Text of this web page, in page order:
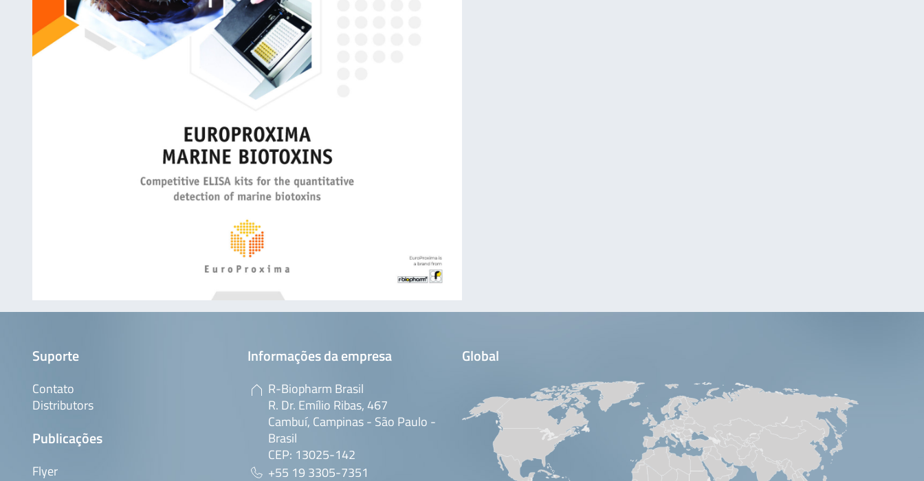
Suporte
Contato
Distributors
Publicações
Flyer
Informações da empresa
R-Biopharm Brasil
R. Dr. Emílio Ribas, 467
Cambuí, Campinas - São Paulo -
Brasil
CEP: 13025-142
+55 19 3305-7351
Global